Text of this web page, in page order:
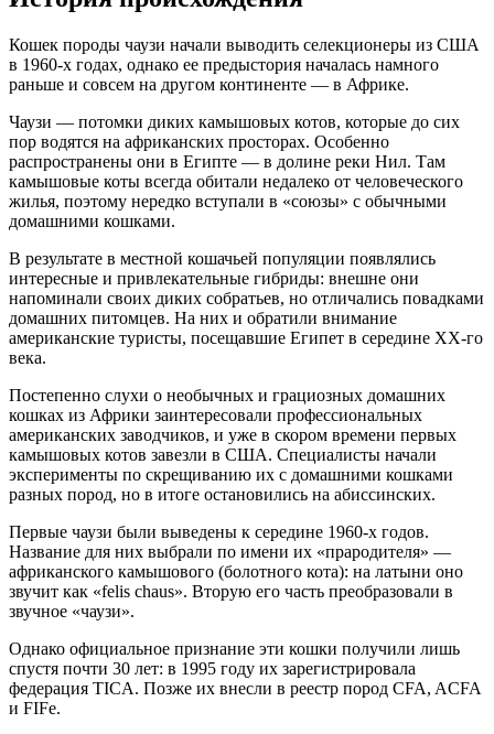
Кошек породы чаузи начали выводить селекционеры из США
в 1960-х годах, однако ее предыстория началась намного
раньше и совсем на другом континенте — в Африке.
Чаузи — потомки диких камышовых котов, которые до сих
пор водятся на африканских просторах. Особенно
распространены они в Египте — в долине реки Нил. Там
камышовые коты всегда обитали недалеко от человеческого
жилья, поэтому нередко вступали в «союзы» с обычными
домашними кошками.
В результате в местной кошачьей популяции появлялись
интересные и привлекательные гибриды: внешне они
напоминали своих диких собратьев, но отличались повадками
домашних питомцев. На них и обратили внимание
американские туристы, посещавшие Египет в середине XX-го
века.
Постепенно слухи о необычных и грациозных домашних
кошках из Африки заинтересовали профессиональных
американских заводчиков, и уже в скором времени первых
камышовых котов завезли в США. Специалисты начали
эксперименты по скрещиванию их с домашними кошками
разных пород, но в итоге остановились на абиссинских.
Первые чаузи были выведены к середине 1960-х годов.
Название для них выбрали по имени их «прародителя» —
африканского камышового (болотного кота): на латыни оно
звучит как «felis chaus». Вторую его часть преобразовали в
звучное «чаузи».
Однако официальное признание эти кошки получили лишь
спустя почти 30 лет: в 1995 году их зарегистрировала
федерация TICA. Позже их внесли в реестр пород CFA, ACFA
и FIFe.